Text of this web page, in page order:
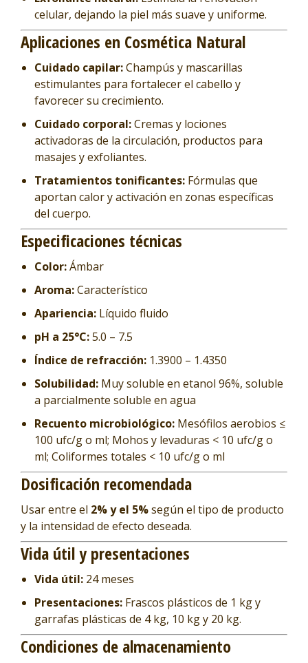
celular, dejando la piel más suave y uniforme.
Aplicaciones en Cosmética Natural
Cuidado capilar:Champús y mascarillas
estimulantes para fortalecer el cabello y
favorecer su crecimiento.
Cuidado corporal:Cremas y lociones
activadoras de la circulación, productos para
masajes y exfoliantes.
Tratamientos tonificantes: Fórmulas que
aportan calor y activación en zonas específicas
del cuerpo.
Especificaciones técnicas
Color:Ámbar
Aroma:Característico
Apariencia: Líquido fluido
pH a 25°C:5.0 – 7.5
Índice de refracción: 1.3900 – 1.4350
Solubilidad: Muy soluble en etanol 96%, soluble
a parcialmente soluble en agua
Recuento microbiológico: Mesófilos aerobios ≤
100 ufc/g o ml; Mohos y levaduras < 10 ufc/g o
ml; Coliformes totales < 10 ufc/g o ml
Dosificación recomendada
Usar entre el 2% y el 5%según el tipo de producto
y la intensidad de efecto deseada.
Vida útil y presentaciones
Vida útil: 24 meses
Presentaciones: Frascos plásticos de 1 kg y
garrafas plásticas de 4 kg, 10 kg y 20 kg.
Condiciones de almacenamiento